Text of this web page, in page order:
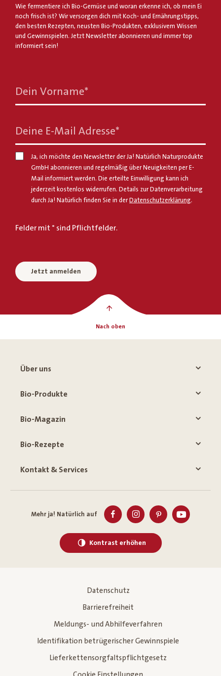
Wie fermentiere ich Bio-Gemüse und woran erkenne ich, ob mein Ei
noch frisch ist? Wir versorgen dich mit Koch- und Ernährungstipps,
den besten Rezepten, neusten Bio-Produkten, exklusivem Wissen
und Gewinnspielen. Jetzt Newsletter abonnieren und immer top
informiert sein!
Dein Vorname*
Deine E-Mail Adresse*
Ja, ich möchte den Newsletter der Ja! Natürlich Naturprodukte
GmbH abonnieren und regelmäßig über Neuigkeiten per E-
Mail informiert werden. Die erteilte Einwilligung kann ich
jederzeit kostenlos widerrufen. Details zur Datenverarbeitung
durch Ja! Natürlich finden Sie in der Datenschutzerklärung.
Felder mit * sind Pflichtfelder.
Jetzt anmelden
Nach oben
Über uns
Bio-Produkte
Bio-Magazin
Bio-Rezepte
Kontakt & Services
Mehr ja! Natürlich auf
Kontrast erhöhen
Datenschutz
Barrierefreiheit
Meldungs- und Abhilfeverfahren
Identifikation betrügerischer Gewinnspiele
Lieferkettensorgfaltspflichtgesetz